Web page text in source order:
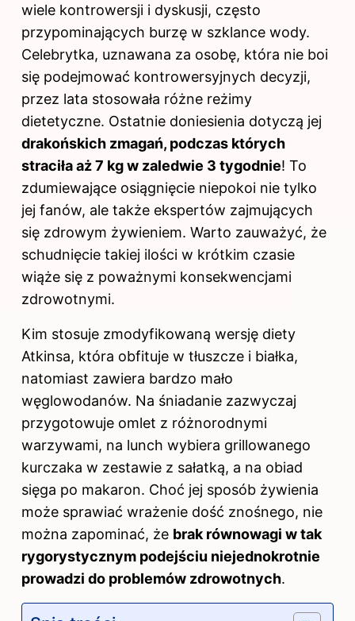
wiele kontrowersji i dyskusji, często
przypominających burzę w szklance wody.
Celebrytka, uznawana za osobę, która nie boi
się podejmować kontrowersyjnych decyzji,
przez lata stosowała różne reżimy
dietetyczne. Ostatnie doniesienia dotyczą jej
drakońskich zmagań, podczas których
straciła aż 7 kg w zaledwie 3 tygodnie! To
zdumiewające osiągnięcie niepokoi nie tylko
jej fanów, ale także ekspertów zajmujących
się zdrowym żywieniem. Warto zauważyć, że
schudnięcie takiej ilości w krótkim czasie
wiąże się z poważnymi konsekwencjami
zdrowotnymi.
Kim stosuje zmodyfikowaną wersję diety
Atkinsa, która obfituje w tłuszcze i białka,
natomiast zawiera bardzo mało
węglowodanów. Na śniadanie zazwyczaj
przygotowuje omlet z różnorodnymi
warzywami, na lunch wybiera grillowanego
kurczaka w zestawie z sałatką, a na obiad
sięga po makaron. Choć jej sposób żywienia
może sprawiać wrażenie dość znośnego, nie
można zapominać, że brak równowagi w tak
rygorystycznym podejściu niejednokrotnie
prowadzi do problemów zdrowotnych.